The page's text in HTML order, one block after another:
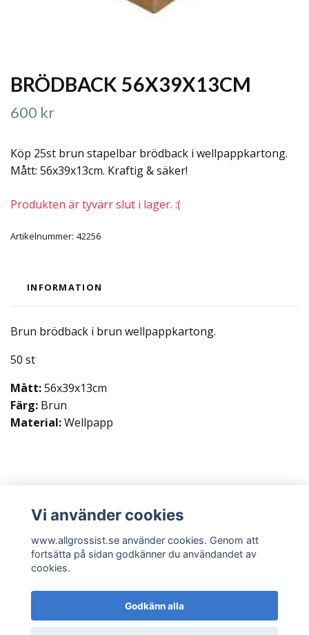
BRÖDBACK 56X39X13CM
600 kr
Köp 25st brun stapelbar brödback i wellpappkartong.
Mått: 56x39x13cm. Kraftig & säker!
Produkten är tyvärr slut i lager. :(
Artikelnummer: 42256
INFORMATION
Brun brödback i brun wellpappkartong.
50 st
Mått:56x39x13cm
Färg: Brun
Material:Wellpapp
Läs mer
Vi använder cookies
www.allgrossist.se använder cookies. Genom att
fortsätta på sidan godkänner du användandet av
cookies.
Godkänn alla